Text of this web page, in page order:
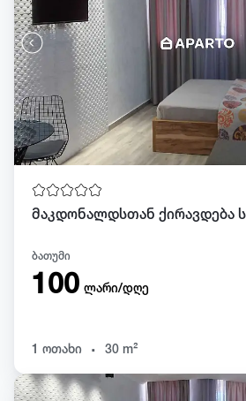
ბათუმი
100 ლარი/დღე
1 ოთახი . 30 m²